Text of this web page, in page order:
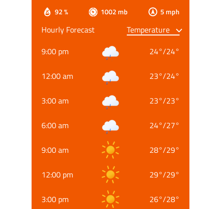
92 % 1002 mb 5 mph
Hourly Forecast
9:00 pm
24°/24°
12:00 am 23°/24°
3:00 am 23°/23°
6:00 am 24°/27°
9:00 am 28°/29°
12:00 pm 29°/29°
3:00 pm 26°/28°